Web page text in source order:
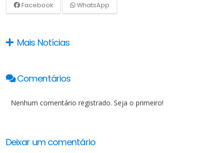
Facebook WhatsApp
Mais Notícias
Comentários
Nenhum comentário registrado. Seja o primeiro!
Deixar um comentário